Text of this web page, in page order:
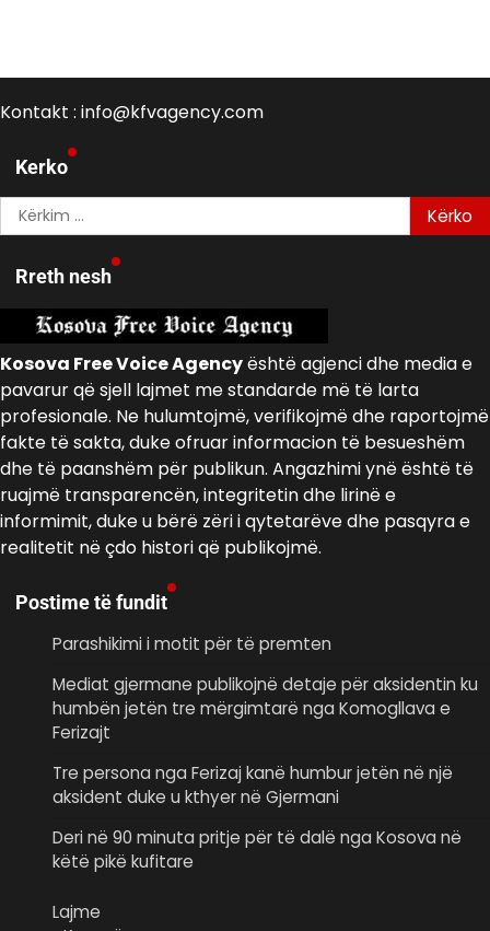
Kontakt : info@kfvagency.com
Kerko
Kërko
për:
Rreth nesh
Kosova Free Voice Agencyështë agjenci dhe media e
pavarur që sjell lajmet me standarde më të larta
profesionale. Ne hulumtojmë, verifikojmë dhe raportojmë
fakte të sakta, duke ofruar informacion të besueshëm
dhe të paanshëm për publikun. Angazhimi ynë është të
ruajmë transparencën, integritetin dhe lirinë e
informimit, duke u bërë zëri i qytetarëve dhe pasqyra e
realitetit në çdo histori që publikojmë.
Postime të fundit
Parashikimi i motit për të premten
Mediat gjermane publikojnë detaje për aksidentin ku
humbën jetën tre mërgimtarë nga Komogllava e
Ferizajt
Tre persona nga Ferizaj kanë humbur jetën në një
aksident duke u kthyer në Gjermani
Deri në 90 minuta pritje për të dalë nga Kosova në
këtë pikë kufitare
Lajme